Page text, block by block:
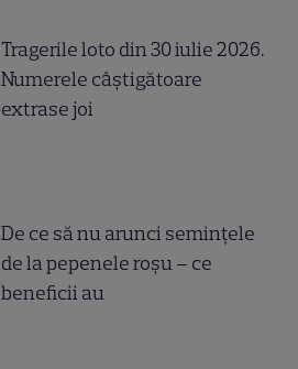
Tragerile loto din 30 iulie 2026.
Numerele câştigătoare
extrase joi
De ce să nu arunci semințele
de la pepenele roșu – ce
beneficii au